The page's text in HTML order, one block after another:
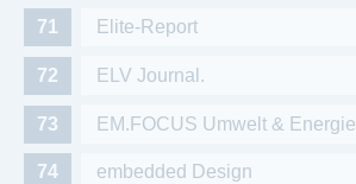
Elite-Report
ELV Journal.
EM.FOCUS Umwelt & Energie
embedded Design